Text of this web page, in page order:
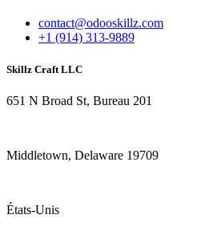
contact@odooskillz.com
+1 (914) 313-9889
Skillz Craft LLC
651 N Broad St, Bureau 201
Middletown, Delaware 19709
États-Unis